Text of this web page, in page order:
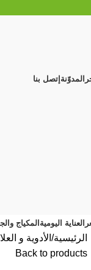
المدوّنة إتصل بنا
العناية اليومية المكياج
الرئيسية الأدوية و
Back to products